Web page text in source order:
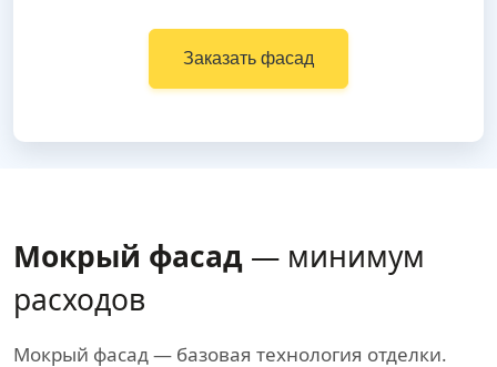
Заказать фасад
Мокрый фасад — минимум
расходов
Мокрый фасад — базовая технология отделки.